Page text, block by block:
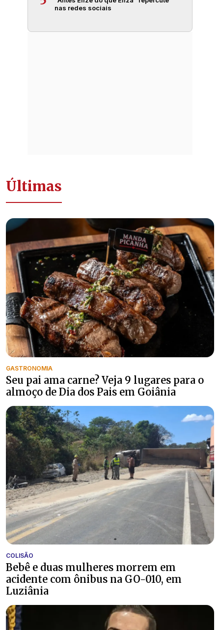
nas redes sociais
Últimas
GASTRONOMIA
Seu pai ama carne? Veja 9 lugares para o
almoço de Dia dos Pais em Goiânia
COLISÃO
Bebê e duas mulheres morrem em
acidente com ônibus na GO-010, em
Luziânia